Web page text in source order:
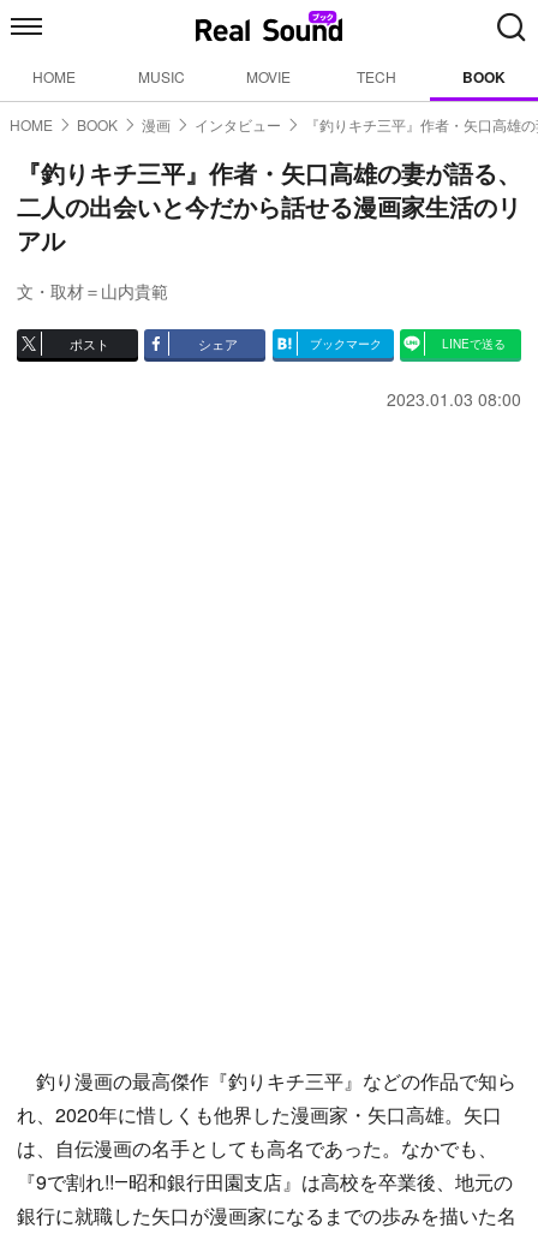
HOME MUSIC MOVIE TECH BOOK
HOME BOOK 漫画 インタビュー 『釣りキチ三平』作者・矢口高雄
『釣りキチ三平』作者・矢口高雄の妻が語る、
二人の出会いと今だから話せる漫画家生活のリ
アル
文・取材＝山内貴範
ポスト シェア ブックマーク LINEで送る
2023.01.03 08:00
釣り漫画の最高傑作『釣りキチ三平』などの作品で知ら
れ、2020年に惜しくも他界した漫画家・矢口高雄。矢口
は、自伝漫画の名手としても高名であった。なかでも、
『9で割れ!!―昭和銀行田園支店』は高校を卒業後、地元の
銀行に就職した矢口が漫画家になるまでの歩みを描いた名